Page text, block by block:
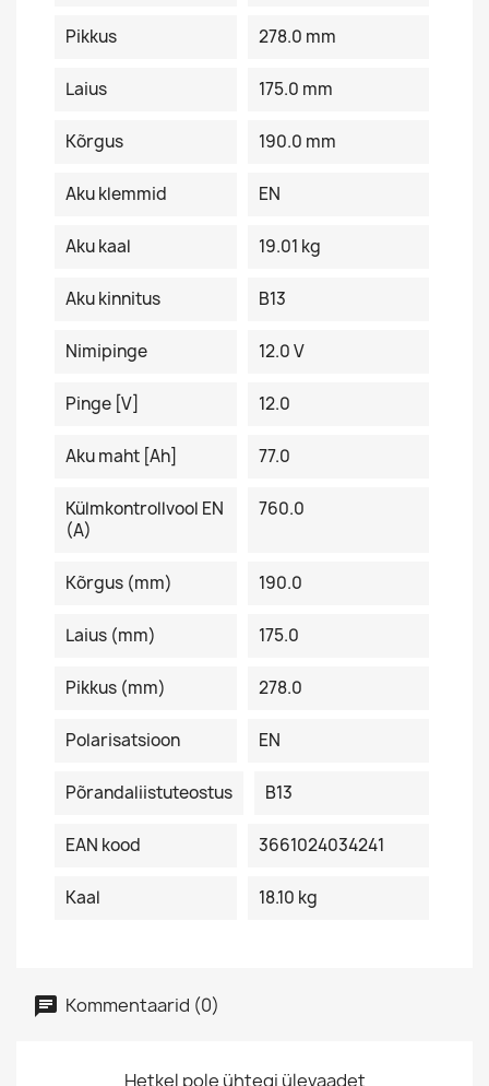
Pikkus 278.0 mm
Laius 175.0 mm
Kõrgus 190.0 mm
Aku klemmid EN
Aku kaal 19.01 kg
Aku kinnitus B13
Nimipinge 12.0 V
Pinge [V] 12.0
Aku maht [Ah] 77.0
Külmkontrollvool EN
(A)
760.0
Kõrgus (mm) 190.0
Laius (mm) 175.0
Pikkus (mm) 278.0
Polarisatsioon EN
Põrandaliistuteostus B13
EAN kood 3661024034241
Kaal 18.10 kg
Kommentaarid (0)
Hetkel pole ühtegi ülevaadet